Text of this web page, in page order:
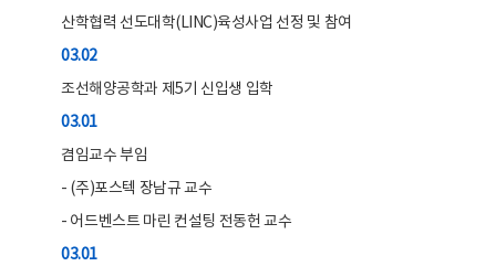
산학협력 선도대학(LINC)육성사업 선정 및 참여
03.02
조선해양공학과 제5기 신입생 입학
03.01
겸임교수 부임
- (주)포스텍 장남규 교수
- 어드벤스트 마린 컨설팅 전동헌 교수
03.01